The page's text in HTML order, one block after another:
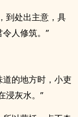
到处出主意，具
人修筑。”
的地方时，小吏
浸灰水。”